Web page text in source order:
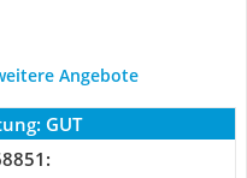
Angebote
GUT